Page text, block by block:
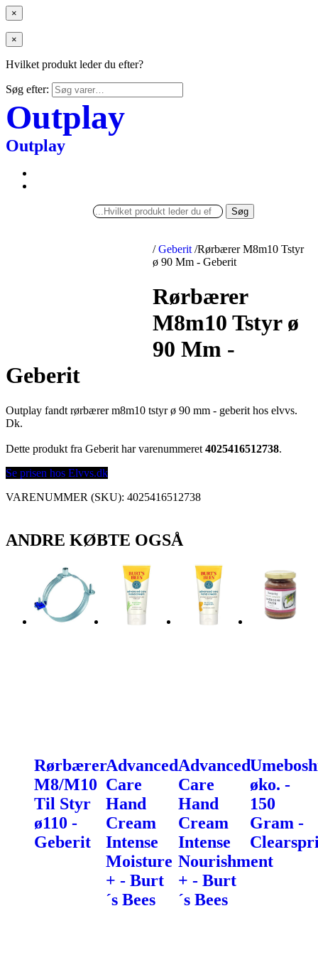
×
×
Hvilket produkt leder du efter?
Søg efter:
Outplay
Outplay
Søg
/ Geberit /Rørbærer M8m10 Tstyr
ø 90 Mm - Geberit
Rørbærer
M8m10 Tstyr ø
90 Mm -
Geberit
Outplay fandt rørbærer m8m10 tstyr ø 90 mm - geberit hos elvvs.
Dk.
Dette produkt fra Geberit har varenummeret 4025416512738.
Se prisen hos Elvvs.dk
VARENUMMER (SKU): 4025416512738
ANDRE KØBTE OGSÅ
Rørbærer
M8/M10
Til Styr
ø110 -
Geberit
Advanced
Care
Hand
Cream
Intense
Moisture
+ - Burt
´s Bees
Advanced
Care
Hand
Cream
Intense
Nourishment
+ - Burt
´s Bees
øko. -
150
Gram -